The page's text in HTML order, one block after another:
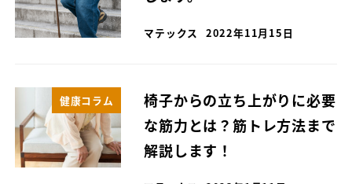
マテックス 2022年11月15日
健康コラム
椅子からの立ち上がりに必要
な筋力とは？筋トレ方法まで
解説します！